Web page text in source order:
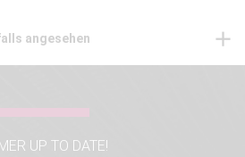
angesehen
UP TO DATE!